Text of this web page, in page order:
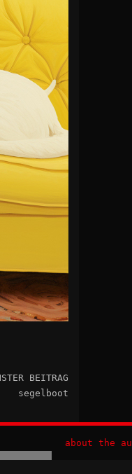
BEITRAG
segelboot
about the